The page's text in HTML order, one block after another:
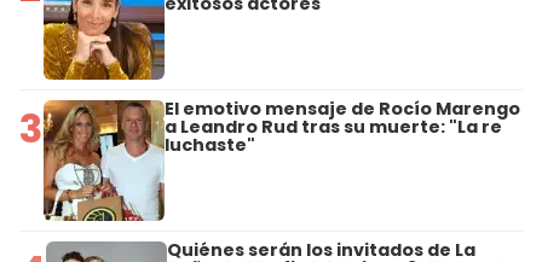
3 El emotivo mensaje de Rocío Marengo
a Leandro Rud tras su muerte: "La re
luchaste"
Quiénes serán los invitados de La